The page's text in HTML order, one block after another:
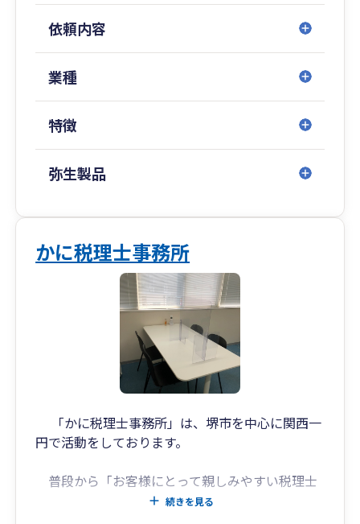
力で会社の成長、発展に貢献致します。
04
専門分野に特化したスペシャリストが在籍
幅広い専門性
当会計事務所では、「経営コンサル計画」「IT化
支援」「医療経営サポート」「相続・事業承継・
Ｍ&Ａ」「人事労務」を柱に、専門分野に特化し
め細やかなサービスを提供しております。
当会計事務所は、各種専門分野を有機的に結び付
け、トータルで会社経営をサポートし、経営者の
皆様そして企業様のご発展に尽力して参ります。
ユーマスネットワークによる
ワンストップサービス
当所は、会
交通アクセスの良い南海本線堺駅直結徒歩1分の
ポルタスセンタービル4Fにて事務所を開設し、他
の事務所と緊密に連携しながら、大阪府泉州地域
堺事務所では、税理士・公認会計士・社会保険労
務士等をはじめとする有資格者を中心とした約30
人・個人に対するトータルサービスを実施してお
ります。
また、在籍するスタッフはファイナンシャルプラ
ンナーとして保険・金融商品の具体的な提案がで
きる者、医業・IT・その他特定業種に深度ある知
見を有する者、M&Aや組織再編に強みを持つ者な
ど、豊かな経験と幅広い実績を有する者が多数在
題を解決できるよう日夜研鑽しております。
新性のある総合税務サービスをご用意しておりま
すので、どうぞお気軽にご相談ください。
依頼内容
業種
特徴
弥生製品
かに税理士事務所
「かに税理士事務所」は、堺市を中心に関西一
円で活動をしております。
普段から「お客様にとって親しみやすい税理士
でありたい」と思い、日々仕事に従事をしており
続きを見る